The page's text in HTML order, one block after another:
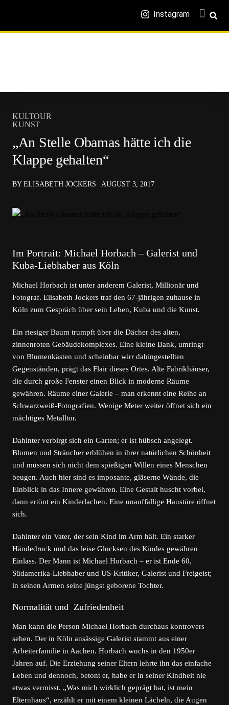
Instagram
KULTOUR
KUNST
„An Stelle Obamas hätte ich die
Klappe gehalten“
BY ELISABETH JOCKERS AUGUST 3, 2017
Im Portrait: Michael Horbach – Galerist und
Kuba-Liebhaber aus Köln
Michael Horbach ist unter anderem Galerist, Millionär und
Fotograf. Elisabeth Jockers traf den 67-jährigen zuhause in
Köln zum Gespräch über sein Leben, Kuba und die Kunst.
Ein riesiger Baum trumpft über die Dächer des alten,
zinnenroten Gebäudekomplexes. Eine kleine Bank, umringt
von Blumenkästen und scheinbar wirr dahingestellten
Gegenständen, prägt das Flair dieses Ortes. Alte Fabrikhäuser,
die durch große Fenster einen Blick in moderne Räume
gewähren. Räume einer Galerie – man erkennt eine Reihe an
Schwarzweiß-Fotografien. Wenige Meter weiter öffnet sich ein
mächtiges Metalltor.
Dahinter verbirgt sich ein Garten; er ist hübsch angelegt.
Blumen und Sträucher erblühen in ihrer natürlichen Schönheit
und müssen sich nicht dem spießigen Willen eines Menschen
beugen. Auch hier sind es imposante, gläserne Wände, die
Einblick in das Innere gewähren. Eine Gestalt huscht vorbei,
dann ertönt ein Kinderlachen. Eine unauffällige Haustüre öffnet
sich.
Dahinter ein Vater, der sein Kind im Arm hält. Ein starker
Händedruck und das leise Glucksen des Kindes gewähren
Einlass. Der Mann ist Michael Horbach – er ist Ende 60,
Südamerika-Liebhaber und US-Kritiker, Galerist und Freigeist;
in seinen Armen seine jüngst geborene Tochter.
Normalität und Zufriedenheit
Man kann die Person Michael Horbach durchaus kontrovers
sehen. Der in Köln ansässige Galerist stammt aus einer
Arbeiterfamilie in Aachen. Horbach wuchs in den 1950er
Jahren auf. Die Erziehung seiner Eltern lehrte ihn das einfache
Leben und dennoch, betont er, habe er in seiner Kindheit nie
etwas vermisst. „Was mich wirklich geprägt hat, ist mein
Elternhaus“, erzählt er mit einem kleinen Lächeln, die Augen